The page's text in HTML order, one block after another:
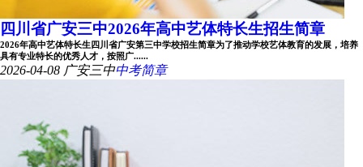
四川省广安三中2026年高中艺体特长生招生简章
2026年高中艺体特长生四川省广安第三中学校招生简章为了推动学校艺体教育的发展，培养
具有专业特长的优秀人才，按照广......
2026-04-08 广安三中中考简章